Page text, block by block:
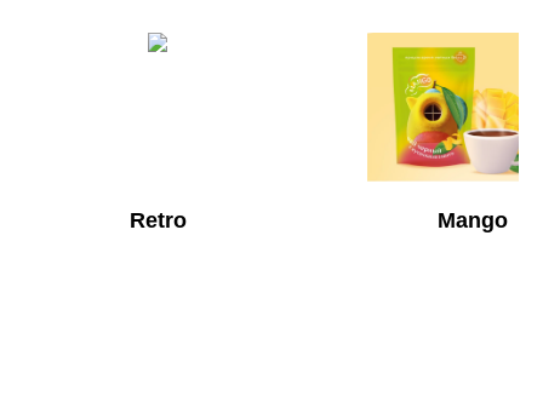
Retro Mango